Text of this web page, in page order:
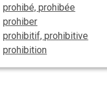
prohibé, prohibée
prohiber
prohibitif, prohibitive
prohibition